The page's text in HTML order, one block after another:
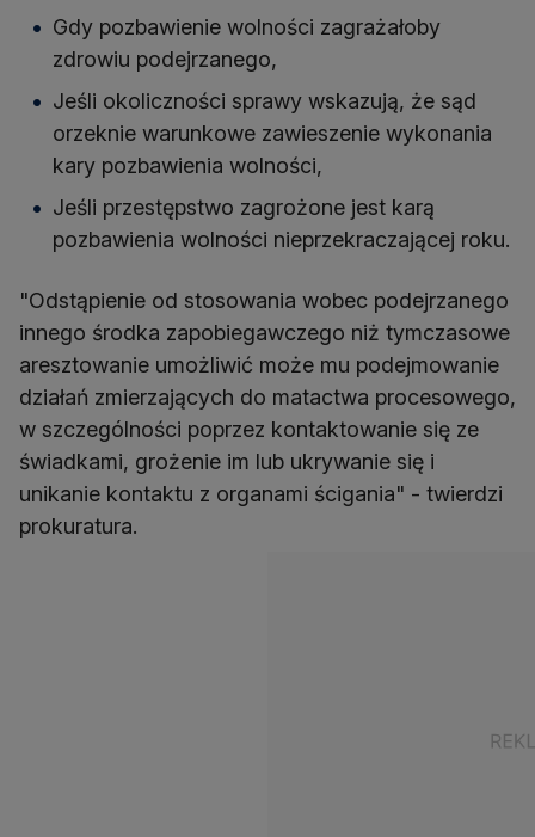
Gdy pozbawienie wolności zagrażałoby
zdrowiu podejrzanego,
Jeśli okoliczności sprawy wskazują, że sąd
orzeknie warunkowe zawieszenie wykonania
kary pozbawienia wolności,
Jeśli przestępstwo zagrożone jest karą
pozbawienia wolności nieprzekraczającej roku.
"Odstąpienie od stosowania wobec podejrzanego
innego środka zapobiegawczego niż tymczasowe
aresztowanie umożliwić może mu podejmowanie
działań zmierzających do matactwa procesowego,
w szczególności poprzez kontaktowanie się ze
świadkami, grożenie im lub ukrywanie się i
unikanie kontaktu z organami ścigania" - twierdzi
prokuratura.